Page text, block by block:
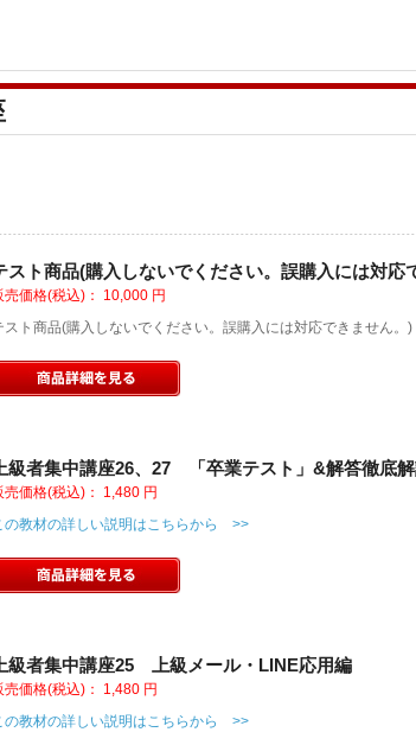
スト商品(購入しないでください。誤購入には対応
売価格(税込)： 10,000 円
スト商品(購入しないでください。誤購入には対応できません。)
上級者集中講座26、27 「卒業テスト」&解答徹底
売価格(税込)： 1,480 円
の教材の詳しい説明はこちらから >>
上級者集中講座25 上級メール・LINE応用編
売価格(税込)： 1,480 円
の教材の詳しい説明はこちらから >>